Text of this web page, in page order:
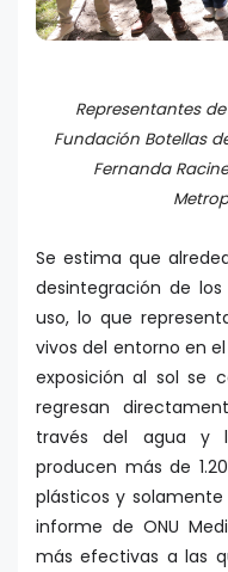
Representantes
Fundación Botellas
Fernanda
Se estima que
desintegración de
uso, lo que
vivos del entorno en
exposición al sol se
regresan
través del agua y
producen más de
plásticos y solamente
informe de ONU
más efectivas a las